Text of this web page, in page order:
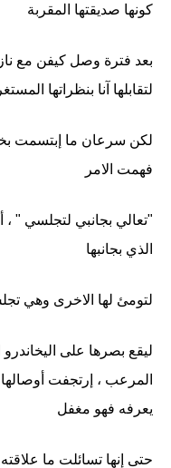
كونها صديقتها المقربة
بعد فترة وصل كيفن مع
لتقابلها آنا بنظراتها
لكن سرعان ما إبتسمت
فهمت الامر
"تعالي بجانبي لتجلسي "
الذي بجانبها
لتومئ لها الاخرى وهي
ليقع بصرها على
المرعب ، إرتجفت
يعرفه فهو مغفل
حتى إنها تسائلت ما